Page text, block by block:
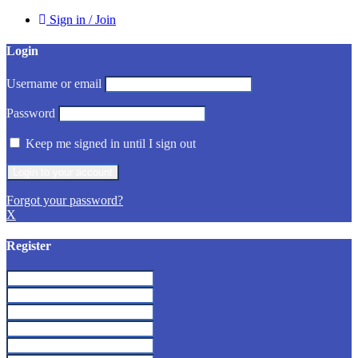
Sign in / Join
Login
Username or email
Password
Keep me signed in until I sign out
Forgot your password?
X
Register